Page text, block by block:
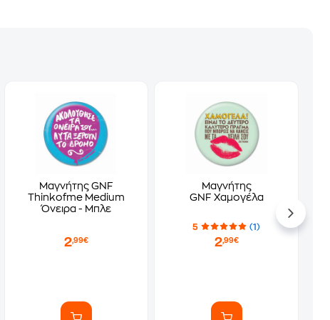
Μαγνήτης GNF
Thinkofme Medium
Όνειρα - Μπλε
2,99€
Μαγνήτης
GNF Χαμογέλα
5 (1)
2,99€